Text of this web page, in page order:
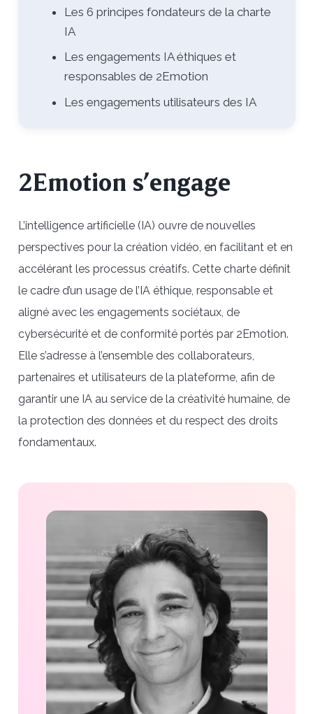
Les 6 principes fondateurs de la charte
IA
Les engagements IA éthiques et
responsables de 2Emotion
Les engagements utilisateurs des IA
2Emotion s’engage
L’intelligence artificielle (IA) ouvre de nouvelles
perspectives pour la création vidéo, en facilitant et en
accélérant les processus créatifs. Cette charte définit
le cadre d’un usage de l’IA éthique, responsable et
aligné avec les engagements sociétaux, de
cybersécurité et de conformité portés par 2Emotion.
Elle s’adresse à l’ensemble des collaborateurs,
partenaires et utilisateurs de la plateforme, afin de
garantir une IA au service de la créativité humaine, de
la protection des données et du respect des droits
fondamentaux.